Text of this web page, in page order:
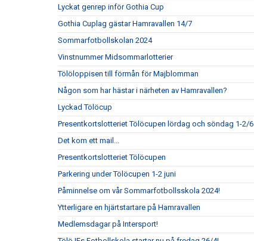
Lyckat genrep inför Gothia Cup
Gothia Cuplag gästar Hamravallen 14/7
Sommarfotbollskolan 2024
Vinstnummer Midsommarlotterier
Tölöloppisen till förmån för Majblomman
Någon som har hästar i närheten av Hamravallen?
Lyckad Tölöcup
Presentkortslotteriet Tölöcupen lördag och söndag 1-2/6
Det kom ett mail...
Presentkortslotteriet Tölöcupen
Parkering under Tölöcupen 1-2 juni
Påminnelse om vår Sommarfotbollsskola 2024!
Ytterligare en hjärtstartare på Hamravallen
Medlemsdagar på Intersport!